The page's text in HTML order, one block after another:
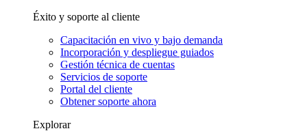
Éxito y soporte al cliente
Capacitación en vivo y bajo demanda
Incorporación y despliegue guiados
Gestión técnica de cuentas
Servicios de soporte
Portal del cliente
Obtener soporte ahora
Explorar